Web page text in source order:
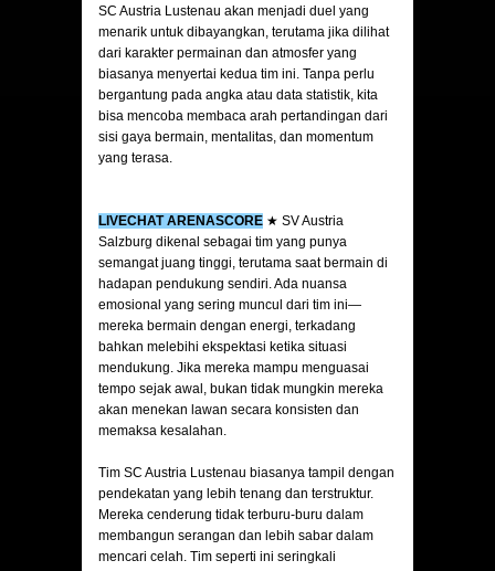
SC Austria Lustenau akan menjadi duel yang
menarik untuk dibayangkan, terutama jika dilihat
dari karakter permainan dan atmosfer yang
biasanya menyertai kedua tim ini. Tanpa perlu
bergantung pada angka atau data statistik, kita
bisa mencoba membaca arah pertandingan dari
sisi gaya bermain, mentalitas, dan momentum
yang terasa.
LIVECHAT ARENASCORE ★ SV Austria
Salzburg dikenal sebagai tim yang punya
semangat juang tinggi, terutama saat bermain di
hadapan pendukung sendiri. Ada nuansa
emosional yang sering muncul dari tim ini—
mereka bermain dengan energi, terkadang
bahkan melebihi ekspektasi ketika situasi
mendukung. Jika mereka mampu menguasai
tempo sejak awal, bukan tidak mungkin mereka
akan menekan lawan secara konsisten dan
memaksa kesalahan.
Tim SC Austria Lustenau biasanya tampil dengan
pendekatan yang lebih tenang dan terstruktur.
Mereka cenderung tidak terburu-buru dalam
membangun serangan dan lebih sabar dalam
mencari celah. Tim seperti ini seringkali